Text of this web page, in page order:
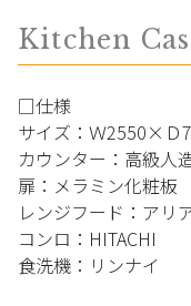
Kitchen
□仕様
サイズ：Ｗ2550×Ｄ
カウンター：高級人
扉：メラミン化粧板
レンジフード：アリ
コンロ：HITACHI
食洗機：リンナイ